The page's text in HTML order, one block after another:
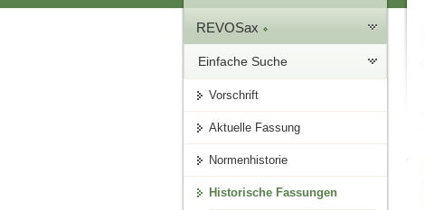
REVOSax
Einfache Suche
Vorschrift
Aktuelle Fassung
Normenhistorie
Historische Fassungen